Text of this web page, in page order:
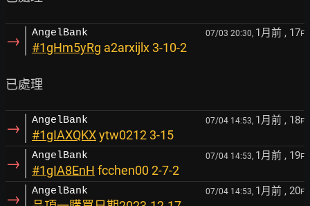
→ AngelBank 07/03 20:30, 1月前 , 17F
#1gHm5yRg a2arxijlx 3-10-2
→ AngelBank 07/04 14:53, 1月前 , 18F
#1gIAXQKXytw0212 3-15
→ AngelBank 07/04 14:53, 1月前 , 19F
#1gIA8EnH fcchen00 2-7-2
→ AngelBank 07/04 14:53, 1月前 , 20F